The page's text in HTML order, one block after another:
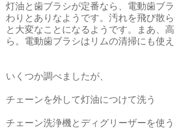
灯油と歯ブラシが定番なら、電動歯ブ
わりとありなようです。汚れを飛び散
と大変なことになるようです。まあ、
ら。電動歯ブラシはリムの清掃にも使え
いくつか調べましたが、
チェーンを外して灯油につけて洗う
チェーン洗浄機とディグリーザーを使う